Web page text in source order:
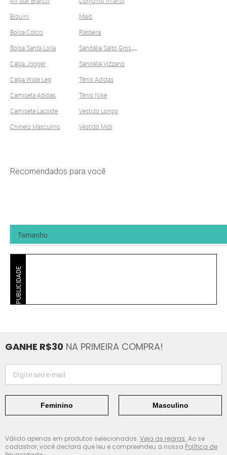
Biquini
Bolsa Colcci
Bolsa Santa Lolla
Calça Jogger
Calça Wide Leg
Camiseta Adidas
Camiseta Lacoste
Chinelo Masculino
Maiô
Rasteira
S
andália Salto Grosso
Sandália Vizzano
Tênis Adidas
Tênis Nike
Vestido Longo
Vestido Midi
Recomendados para você
PUBLICIDADE
GANHE R$30 NA PRIMEIRA COMPRA!
Feminino Masculino
Válido apenas em produtos selecionados. Veja as regras. Ao se
cadastrar, você declara que leu e compreendeu a nossa Política de